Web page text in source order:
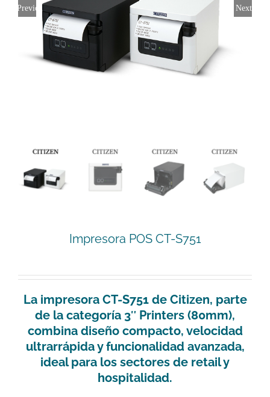
Previous Next
Impresora POS CT-S751
La impresora CT-S751de Citizen, parte
de la categoría 3″ Printers (80mm),
combina diseño compacto, velocidad
ultrarrápida y funcionalidad avanzada,
ideal para los sectores de retail y
hospitalidad.